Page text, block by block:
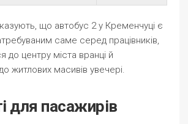
що автобус 2 у Кременчуці є
саме серед працівників,
до центру міста вранці й
житлових масивів увечері.
для пасажирів